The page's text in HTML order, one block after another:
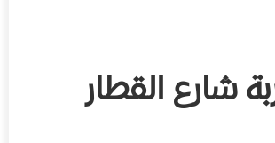
شارع القطار